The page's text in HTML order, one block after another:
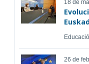
18 de
26 de